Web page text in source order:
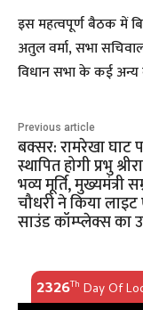
​इस महत्वपूर्ण बैठक में
अतुल वर्मा, सभा
विधान सभा के कई अन्य
Previous article
बक्सर: रामरेखा घाट
स्थापित होगी प्रभु
भव्य मूर्ति, मुख्यमंत्री
चौधरी ने किया
साउंड कॉम्प्लेक्स का